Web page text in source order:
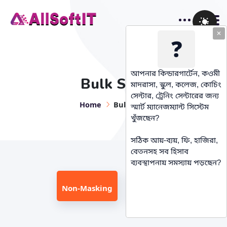
✕
❓
আপনার কিন্ডারগার্টেন, কওমী
মাদরাসা, স্কুল, কলেজ, কোচিং
সেন্টার, ট্রেনিং সেন্টারের জন্য
স্মার্ট ম্যানেজম্যান্ট সিস্টেম
খুঁজছেন?
সঠিক আয়-ব্যয়, ফি, হাজিরা,
বেতনসহ সব হিসাব
ব্যবস্থাপনায় সমস্যায় পড়ছেন?
Bulk SMS
Home Bulk SMS
Non-Masking